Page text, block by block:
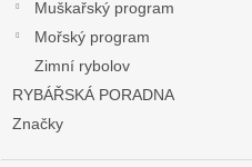
Muškařský program
Mořský program
Zimní rybolov
RYBÁŘSKÁ PORADNA
Značky